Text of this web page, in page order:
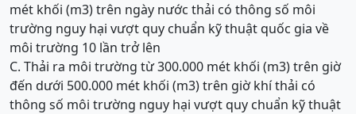
mét khối (m3) trên ngày nước thải có thông số môi
trường nguy hại vượt quy chuẩn kỹ thuật quốc gia về
môi trường 10 lần trở lên
C. Thải ra môi trường từ 300.000 mét khối (m3) trên giờ
đến dưới 500.000 mét khối (m3) trên giờ khí thải có
thông số môi trường nguy hại vượt quy chuẩn kỹ thuật